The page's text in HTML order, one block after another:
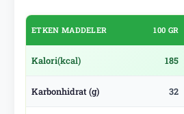
ETKEN MADDELER 100 GR
Kalori(kcal) 185
Karbonhidrat (g) 32